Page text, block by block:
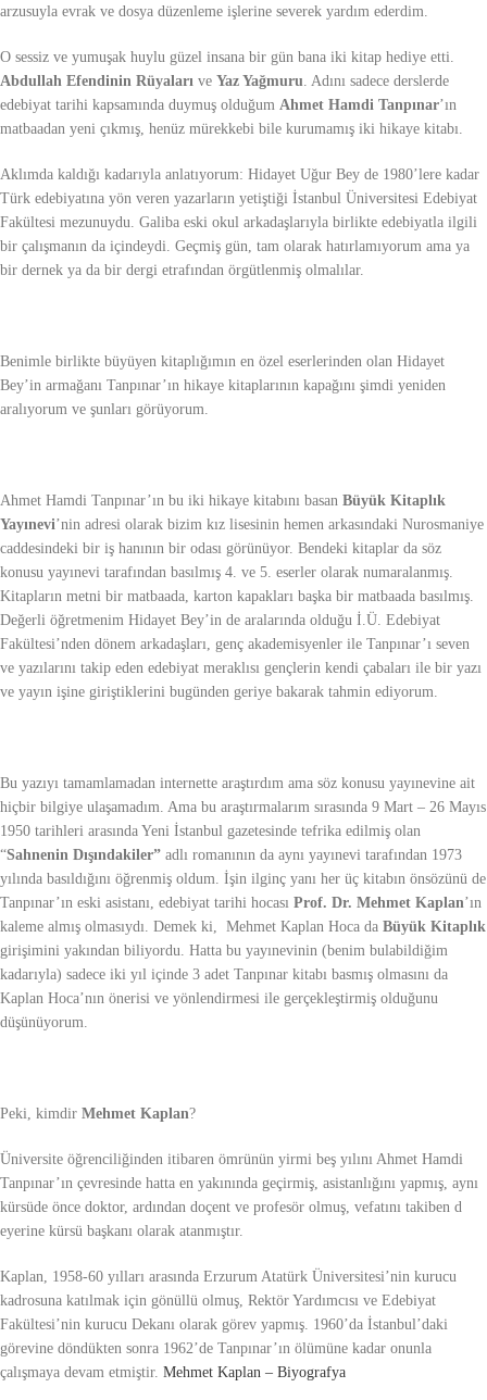
arzusuyla evrak ve dosya düzenleme işlerine severek yardım ederdim.
O sessiz ve yumuşak huylu güzel insana bir gün bana iki kitap hediye etti.
Abdullah Efendinin Rüyaları ve Yaz Yağmuru . Adını sadece derslerde
edebiyat tarihi kapsamında duymuş olduğum Ahmet Hamdi Tanpınar’ın
matbaadan yeni çıkmış, henüz mürekkebi bile kurumamış iki hikaye kitabı.
Aklımda kaldığı kadarıyla anlatıyorum: Hidayet Uğur Bey de 1980’lere kadar
Türk edebiyatına yön veren yazarların yetiştiği İstanbul Üniversitesi Edebiyat
Fakültesi mezunuydu. Galiba eski okul arkadaşlarıyla birlikte edebiyatla ilgili
bir çalışmanın da içindeydi. Geçmiş gün, tam olarak hatırlamıyorum ama ya
bir dernek ya da bir dergi etrafından örgütlenmiş olmalılar.
Benimle birlikte büyüyen kitaplığımın en özel eserlerinden olan Hidayet
Bey’in armağanı Tanpınar’ın hikaye kitaplarının kapağını şimdi yeniden
aralıyorum ve şunları görüyorum.
Ahmet Hamdi Tanpınar’ın bu iki hikaye kitabını basan Büyük Kitaplık
Yayınevi’nin adresi olarak bizim kız lisesinin hemen arkasındaki Nurosmaniye
caddesindeki bir iş hanının bir odası görünüyor. Bendeki kitaplar da söz
konusu yayınevi tarafından basılmış 4. ve 5. eserler olarak numaralanmış.
Kitapların metni bir matbaada, karton kapakları başka bir matbaada basılmış.
Değerli öğretmenim Hidayet Bey’in de aralarında olduğu İ.Ü. Edebiyat
Fakültesi’nden dönem arkadaşları, genç akademisyenler ile Tanpınar’ı seven
ve yazılarını takip eden edebiyat meraklısı gençlerin kendi çabaları ile bir yazı
ve yayın işine giriştiklerini bugünden geriye bakarak tahmin ediyorum.
Bu yazıyı tamamlamadan internette araştırdım ama söz konusu yayınevine ait
hiçbir bilgiye ulaşamadım. Ama bu araştırmalarım sırasında 9 Mart – 26 Mayıs
1950 tarihleri arasında Yeni İstanbul gazetesinde tefrika edilmiş olan
“Sahnenin Dışındakiler” adlı romanının da aynı yayınevi tarafından 1973
yılında basıldığını öğrenmiş oldum. İşin ilginç yanı her üç kitabın önsözünü de
Tanpınar’ın eski asistanı, edebiyat tarihi hocası Prof. Dr. Mehmet Kaplan’ın
kaleme almış olmasıydı. Demek ki, Mehmet Kaplan Hoca da Büyük Kitaplık
girişimini yakından biliyordu. Hatta bu yayınevinin (benim bulabildiğim
kadarıyla) sadece iki yıl içinde 3 adet Tanpınar kitabı basmış olmasını da
Kaplan Hoca’nın önerisi ve yönlendirmesi ile gerçekleştirmiş olduğunu
düşünüyorum.
Peki, kimdir Mehmet Kaplan?
Üniversite öğrenciliğinden itibaren ömrünün yirmi beş yılını Ahmet Hamdi
Tanpınar’ın çevresinde hatta en yakınında geçirmiş, asistanlığını yapmış, aynı
kürsüde önce doktor, ardından doçent ve profesör olmuş, vefatını takiben d
eyerine kürsü başkanı olarak atanmıştır.
Kaplan, 1958-60 yılları arasında Erzurum Atatürk Üniversitesi’nin kurucu
kadrosuna katılmak için gönüllü olmuş, Rektör Yardımcısı ve Edebiyat
Fakültesi’nin kurucu Dekanı olarak görev yapmış. 1960’da İstanbul’daki
görevine döndükten sonra 1962’de Tanpınar’ın ölümüne kadar onunla
çalışmaya devam etmiştir. Mehmet Kaplan – Biyografya